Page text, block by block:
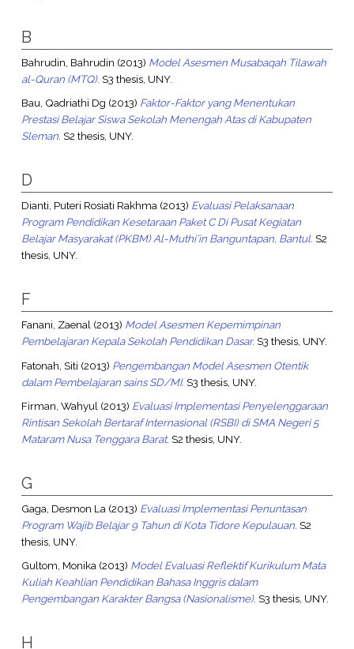
B
Bahrudin, Bahrudin (2013) Model Asesmen Musabaqah Tilawah
al-Quran (MTQ). S3 thesis, UNY.
Bau, Qadriathi Dg (2013) Faktor-Faktor yang Menentukan
Prestasi Belajar Siswa Sekolah Menengah Atas di Kabupaten
Sleman. S2 thesis, UNY.
D
Dianti, Puteri Rosiati Rakhma(2013) Evaluasi Pelaksanaan
Program Pendidikan Kesetaraan Paket C Di Pusat Kegiatan
Belajar Masyarakat (PKBM) Al-Muthi’in Banguntapan, Bantul. S2
thesis, UNY.
F
Fanani, Zaenal(2013) Model Asesmen Kepemimpinan
Pembelajaran Kepala Sekolah Pendidikan Dasar. S3 thesis, UNY.
Fatonah, Siti (2013) Pengembangan Model Asesmen Otentik
dalam Pembelajaran sains SD/MI. S3 thesis, UNY.
Firman, Wahyul (2013) Evaluasi Implementasi Penyelenggaraan
Rintisan Sekolah Bertaraf Internasional (RSBI) di SMA Negeri 5
Mataram Nusa Tenggara Barat. S2 thesis, UNY.
G
Gaga, Desmon La (2013) Evaluasi Implementasi Penuntasan
Program Wajib Belajar 9 Tahun di Kota Tidore Kepulauan. S2
thesis, UNY.
Gultom, Monika(2013) Model Evaluasi Reflektif Kurikulum Mata
Kuliah Keahlian Pendidikan Bahasa Inggris dalam
Pengembangan Karakter Bangsa (Nasionalisme). S3 thesis, UNY.
H